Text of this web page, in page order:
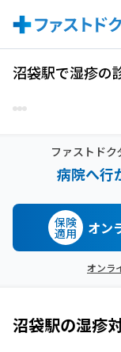
沼袋駅で湿疹の
ファストドク
病院へ行
保険
適用 オン
オンラ
沼袋駅の湿疹